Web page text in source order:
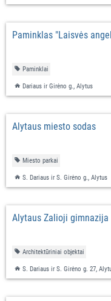
Paminklas "Laisvės
Paminklai
Dariaus ir Girėno g., Alytus
Alytaus miesto sodas
Miesto parkai
S. Dariaus ir S. Girėno g., Alytus
Alytaus Žalioji gimnazija
Architektūriniai objektai
S. Dariaus ir S. Girėno g. 27,